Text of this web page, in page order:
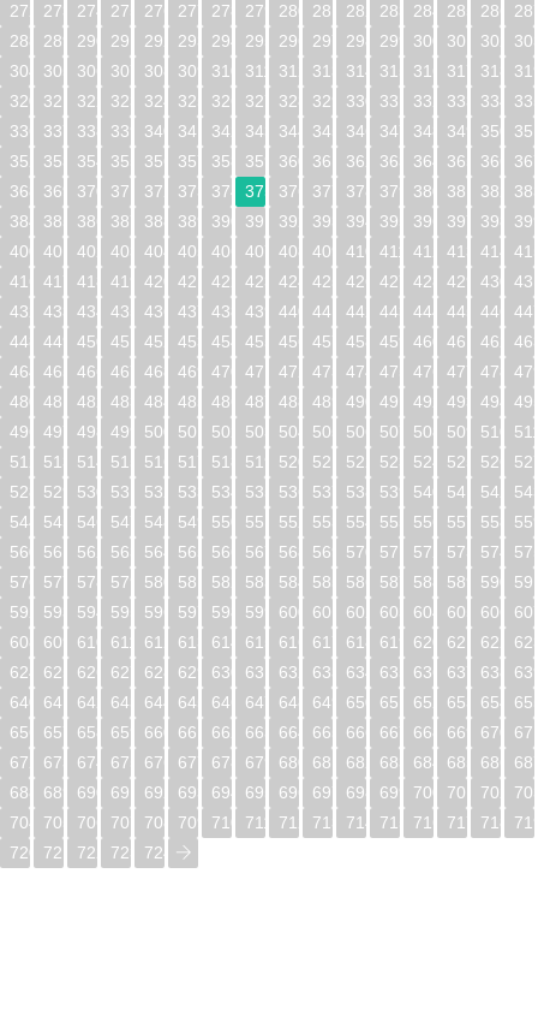
272
273 274 275 276 277 278 279 280 281 282 283 284 285 286
288
289 290 291 292 293 294 295 296 297 298 299 300 301 302
304
305 306 307 308 309 310 311 312 313 314 315 316 317 318
320
321 322 323 324 325 326 327 328 329 330 331 332 333 334
336
337 338 339 340 341 342 343 344 345 346 347 348 349 350
352
353 354 355 356 357 358 359 360 361 362 363 364 365 366
368
369 370 371 372 373 374 375 376 377 378 379 380 381 382
384
385 386 387 388 389 390 391 392 393 394 395 396 397 398
400
401 402 403 404 405 406 407 408 409 410 411 412 413 414
416
417 418 419 420 421 422 423 424 425 426 427 428 429 430
432
433 434 435 436 437 438 439 440 441 442 443 444 445 446
448
449 450 451 452 453 454 455 456 457 458 459 460 461 462
464
465 466 467 468 469 470 471 472 473 474 475 476 477 478
480
481 482 483 484 485 486 487 488 489 490 491 492 493 494
496
497 498 499 500 501 502 503 504 505 506 507 508 509 510
512
513 514 515 516 517 518 519 520 521 522 523 524 525 526
528
529 530 531 532 533 534 535 536 537 538 539 540 541 542
544
545 546 547 548 549 550 551 552 553 554 555 556 557 558
560
561 562 563 564 565 566 567 568 569 570 571 572 573 574
576
577 578 579 580 581 582 583 584 585 586 587 588 589 590
592
593 594 595 596 597 598 599 600 601 602 603 604 605 606
608
609 610 611 612 613 614 615 616 617 618 619 620 621 622
624
625 626 627 628 629 630 631 632 633 634 635 636 637 638
640
641 642 643 644 645 646 647 648 649 650 651 652 653 654
656
657 658 659 660 661 662 663 664 665 666 667 668 669 670
672
673 674 675 676 677 678 679 680 681 682 683 684 685 686
688
689 690 691 692 693 694 695 696 697 698 699 700 701 702
704
705 706 707 708 709 710 711 712 713 714 715 716 717 718
720
721 722 723 724